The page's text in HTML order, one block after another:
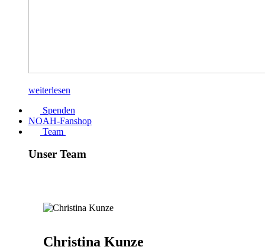
weiterlesen
Spenden
NOAH-Fanshop
Team
Unser Team
Christina Kunze